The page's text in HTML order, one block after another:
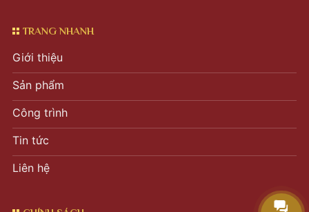
TRANG NHANH
Giới thiệu
Sản phẩm
Công trình
Tin tức
Liên hệ